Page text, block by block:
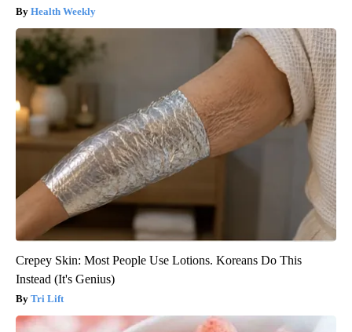
Health Weekly
Crepey Skin: Most People Use Lotions. Koreans Do This
Instead (It's Genius)
Tri Lift